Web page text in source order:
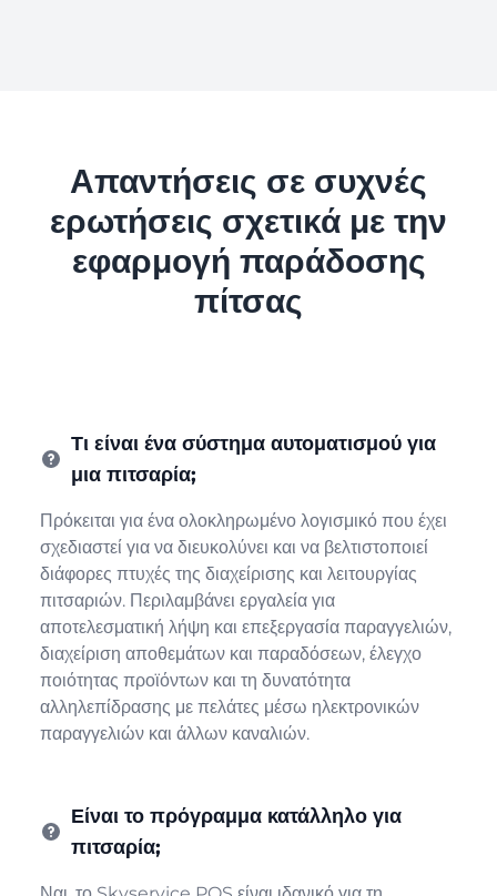
Απαντήσεις σε συχνές
ερωτήσεις σχετικά με την
εφαρμογή παράδοσης
πίτσας
Τι είναι ένα σύστημα αυτοματισμού για
μια πιτσαρία;
Πρόκειται για ένα ολοκληρωμένο λογισμικό που έχει
σχεδιαστεί για να διευκολύνει και να βελτιστοποιεί
διάφορες πτυχές της διαχείρισης και λειτουργίας
πιτσαριών. Περιλαμβάνει εργαλεία για
αποτελεσματική λήψη και επεξεργασία παραγγελιών,
διαχείριση αποθεμάτων και παραδόσεων, έλεγχο
ποιότητας προϊόντων και τη δυνατότητα
αλληλεπίδρασης με πελάτες μέσω ηλεκτρονικών
παραγγελιών και άλλων καναλιών.
Είναι το πρόγραμμα κατάλληλο για
πιτσαρία;